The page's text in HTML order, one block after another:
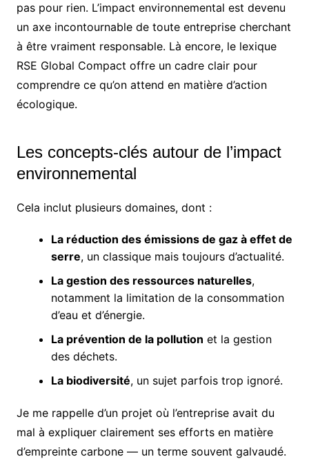
pas pour rien. L’impact environnemental est devenu
un axe incontournable de toute entreprise cherchant
à être vraiment responsable. Là encore, le lexique
RSE Global Compact offre un cadre clair pour
comprendre ce qu’on attend en matière d’action
écologique.
Les concepts-clés autour de l’impact
environnemental
Cela inclut plusieurs domaines, dont :
La réduction des émissions de gaz à effet de
serre, un classique mais toujours d’actualité.
La gestion des ressources naturelles,
notamment la limitation de la consommation
d’eau et d’énergie.
La prévention de la pollution et la gestion
des déchets.
La biodiversité, un sujet parfois trop ignoré.
Je me rappelle d’un projet où l’entreprise avait du
mal à expliquer clairement ses efforts en matière
d’empreinte carbone — un terme souvent galvaudé.